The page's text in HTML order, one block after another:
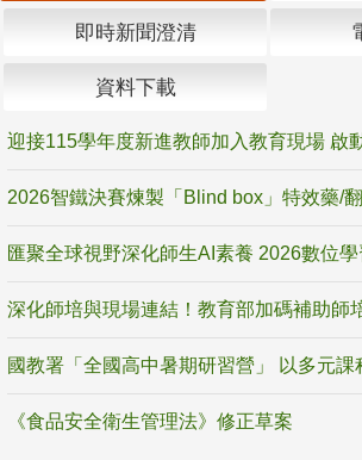
即時新聞澄清
資料下載
2026智鐵決賽煉製「Blind box」特效藥/
《食品安全衛生管理法》修正草案